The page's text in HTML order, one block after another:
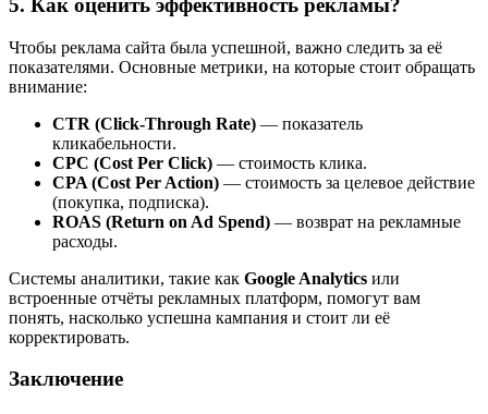
5. Как оценить эффективность рекламы?
Чтобы реклама сайта была успешной, важно следить за её
показателями. Основные метрики, на которые стоит обращать
внимание:
CTR (Click-Through Rate) — показатель
кликабельности.
CPC (Cost Per Click) — стоимость клика.
CPA (Cost Per Action) — стоимость за целевое действие
(покупка, подписка).
ROAS (Return on Ad Spend) — возврат на рекламные
расходы.
Системы аналитики, такие как Google Analytics или
встроенные отчёты рекламных платформ, помогут вам
понять, насколько успешна кампания и стоит ли её
корректировать.
Заключение